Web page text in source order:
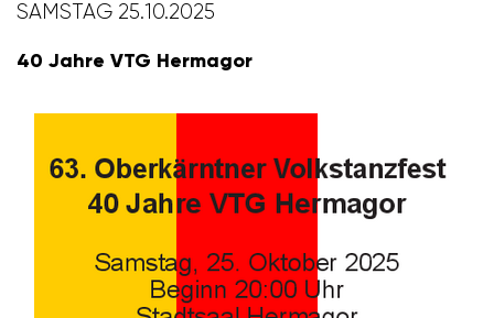
SAMSTAG 25.10.2025
40 Jahre VTG Hermagor